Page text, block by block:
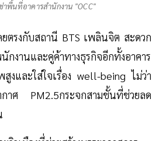
าพื้นที่อาคารสำนักงาน "OCC"
ตรงกับสถานี BTS เพลินจิต สะดวก
กงานและคู่ค้าทางธุรกิจอีกทั้งอาคาร
งและใส่ใจเรื่อง well-being ไม่ว่า
กาศ PM2.5กระจกสามชั้นที่ช่วยลด